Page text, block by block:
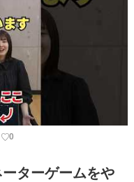
0
ターゲームをや